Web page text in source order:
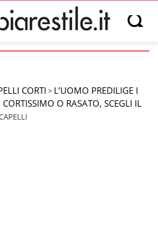
Open
CORTI > L’UOMO PREDILIGE I
O RASATO, SCEGLI IL